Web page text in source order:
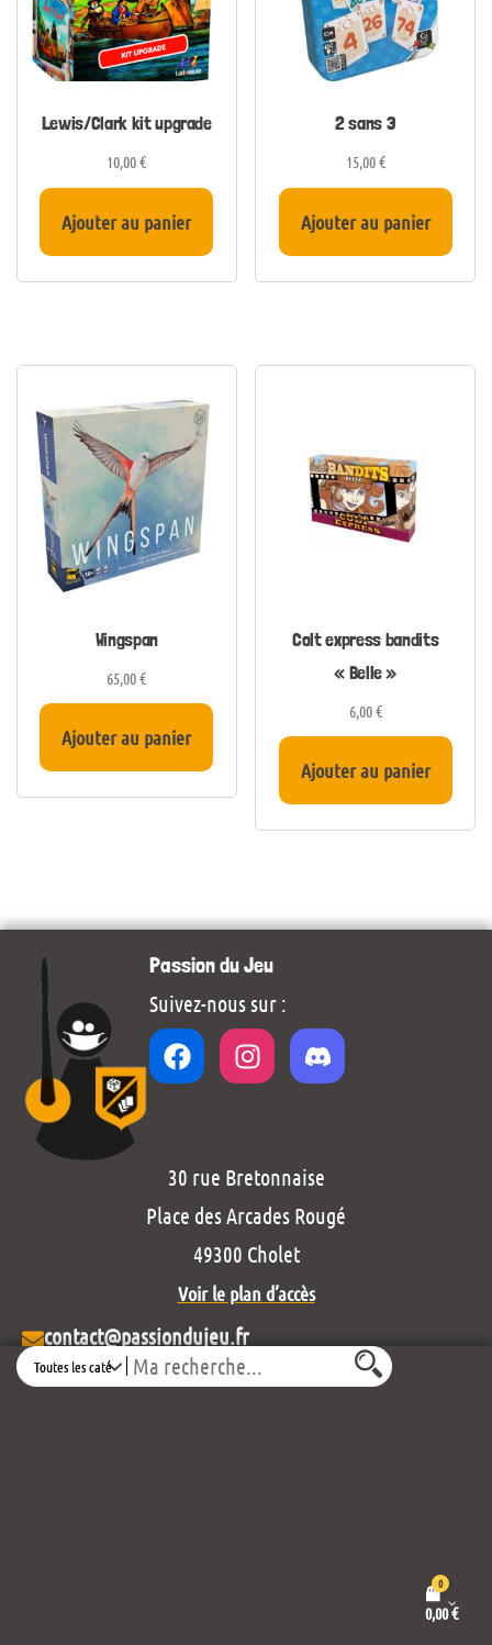
Search
0
0,00€
Lewis/Clark kit upgrade
10,00€
Ajouter au panier
2 sans 3
15,00€
Ajouter au panier
Wingspan
65,00€
Ajouter au panier
Colt express bandits
« Belle »
6,00€
Ajouter au panier
Passion du Jeu
Suivez-nous sur :
30 rue Bretonnaise
Place des Arcades Rougé
49300 Cholet
Voir le plan d’accès
contact@passiondujeu.fr
02 41 62 78 86